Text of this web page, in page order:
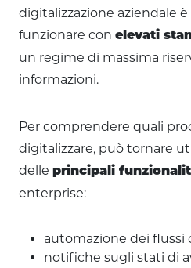
digitalizzazione aziendale
funzionare con elevati
un regime di massima
informazioni.
Per comprendere quali
digitalizzare, può tornare
delle principali
enterprise:
automazione dei flussi
notifiche sugli stati di